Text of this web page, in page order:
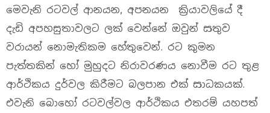
මෙවැනි රටවල් ආනයන, අපනයන ක්‍රියාවලියේ දී
දැඩි අපහසුතාවලට ලක් වෙන්නේ ඔවුන් සතුව
වරායන් නොමැතිකම හේතුවෙන්. රට කුමන
පැත්තකින් හෝ මුහුදට නිරාවරණය නොවීම රට තුළ
ආර්ථිකය දුර්වල කිරීමට බලපාන එක් සාධකයක්.
එවැනි බොහෝ රටවල්වල ආර්ථිකය එතරම් යහපත්